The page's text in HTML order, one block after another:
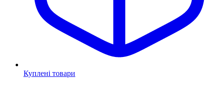
Куплені товари